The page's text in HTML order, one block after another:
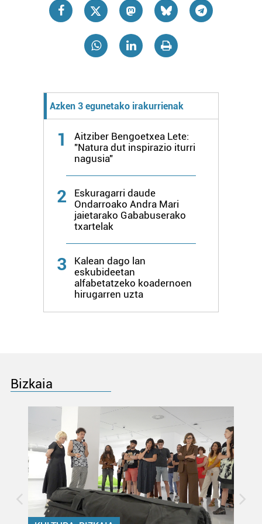
zure baimena Cookieen adierazpenean.
Webgune honek cookie propioak eta hirugarrenen cookie-
fitxategiak erabiltzen ditu. Zure esperientzia eta
erabiltzeko baimen esplizitua ematen diguzu.Gehiago
Azken 3 egunetako irakurrienak
1
Aitziber Bengoetxea Lete:
"Natura dut inspirazio iturri
nagusia"
2
Eskuragarri daude
Ondarroako Andra Mari
jaietarako Gababuserako
txartelak
3
Kalean dago lan
eskubideetan
alfabetatzeko koadernoen
hirugarren uzta
Bizkaia